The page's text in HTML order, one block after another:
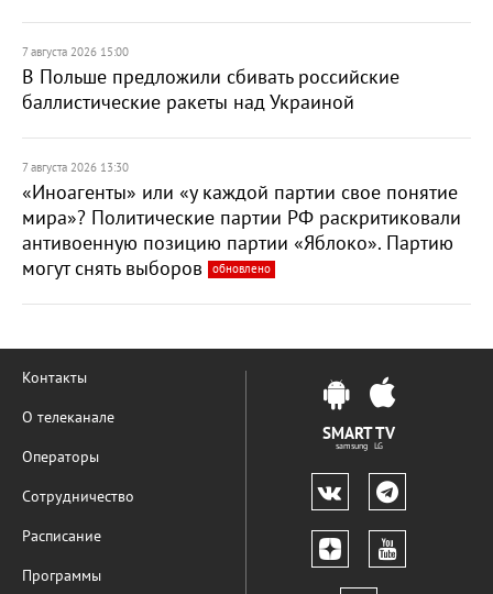
7 августа 2026 15:00
В Польше предложили сбивать российские
баллистические ракеты над Украиной
7 августа 2026 13:30
«Иноагенты» или «у каждой партии свое понятие
мира»? Политические партии РФ раскритиковали
антивоенную позицию партии «Яблоко». Партию
могут снять выборов
обновлено
Контакты
О телеканале
Операторы
Сотрудничество
Расписание
Программы
SMART TV
samsung LG